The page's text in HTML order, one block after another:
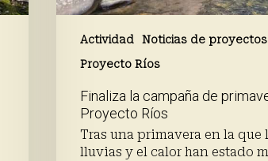
Actividad
Noticias de proyectos
Proyecto Ríos
Finaliza la campaña de
Proyecto Ríos
Tras una primavera en la que
lluvias y el calor han estado